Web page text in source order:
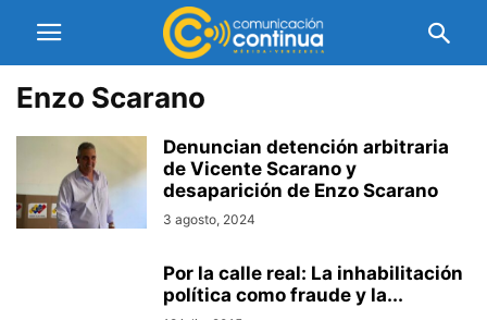
Enzo Scarano
Denuncian detención arbitraria
de Vicente Scarano y
desaparición de Enzo Scarano
3 agosto, 2024
Por la calle real: La inhabilitación
política como fraude y la...